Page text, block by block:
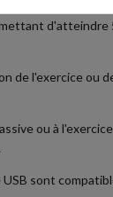
de l'exercice ou
ou à
sont